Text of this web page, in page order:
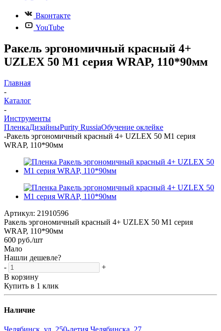
Вконтакте
YouTube
Ракель эргономичный красный 4+
UZLEX 50 М1 серия WRAP, 110*90мм
Главная
-
Каталог
-
Инструменты
ПленкаДизайныPurity RussiaОбучение оклейке
-Ракель эргономичный красный 4+ UZLEX 50 М1 серия
WRAP, 110*90мм
Артикул: 21910596
Ракель эргономичный красный 4+ UZLEX 50 М1 серия
WRAP, 110*90мм
600 руб./шт
Мало
Нашли дешевле?
-
+
В корзину
Купить в 1 клик
Наличие